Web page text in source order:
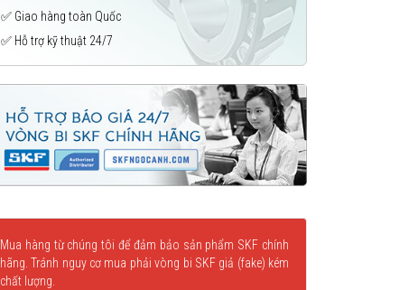
✅ Giao hàng toàn Quốc
✅ Hỗ trợ kỹ thuật 24/7
Mua hàng từ chúng tôi để đảm bảo sản phẩm SKF chính
hãng. Tránh nguy cơ mua phải vòng bi SKF giả (fake) kém
chất lượng.